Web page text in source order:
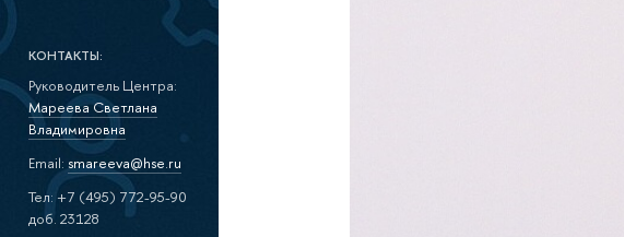
КОНТАКТЫ:
Руководитель Центра:
Мареева Светлана
Владимировна
Email: smareeva@hse.ru
Тел: +7 (495) 772-95-90
доб. 23128